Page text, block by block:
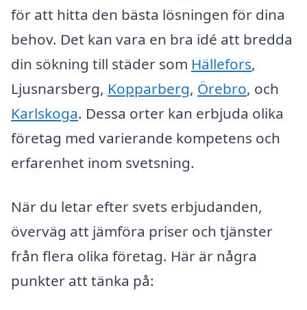
för att hitta den bästa lösningen för dina
behov. Det kan vara en bra idé att bredda
din sökning till städer som Hällefors,
Ljusnarsberg, Kopparberg, Örebro, och
Karlskoga. Dessa orter kan erbjuda olika
företag med varierande kompetens och
erfarenhet inom svetsning.
När du letar efter svets erbjudanden,
överväg att jämföra priser och tjänster
från flera olika företag. Här är några
punkter att tänka på: